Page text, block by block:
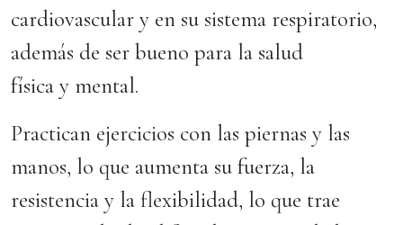
cardiovascular y en su sistema respiratorio,
además de ser bueno para la salud
física y mental.
Practican ejercicios con las piernas y las
manos, lo que aumenta su fuerza, la
resistencia y la flexibilidad, lo que trae